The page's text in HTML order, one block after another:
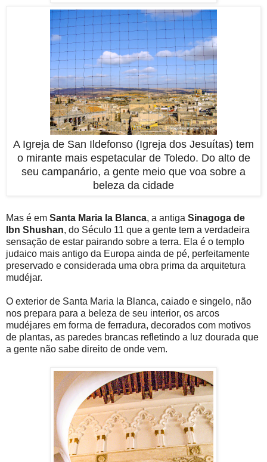
A Igreja de San Ildefonso (Igreja dos Jesuítas) tem
o mirante mais espetacular de Toledo. Do alto de
seu campanário, a gente meio que voa sobre a
beleza da cidade
Mas é em Santa Maria la Blanca, a antiga Sinagoga de
Ibn Shushan, do Século 11 que a gente tem a verdadeira
sensação de estar pairando sobre a terra. Ela é o templo
judaico mais antigo da Europa ainda de pé, perfeitamente
preservado e considerada uma obra prima da arquitetura
mudéjar.
O exterior de Santa Maria la Blanca, caiado e singelo, não
nos prepara para a beleza de seu interior, os arcos
mudéjares em forma de ferradura, decorados com motivos
de plantas, as paredes brancas refletindo a luz dourada que
a gente não sabe direito de onde vem.